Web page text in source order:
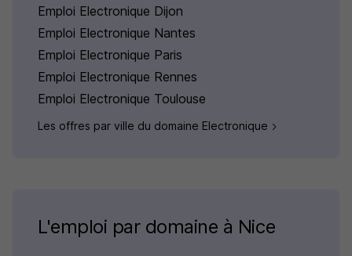
Emploi Electronique Dijon
Emploi Electronique Nantes
Emploi Electronique Paris
Emploi Electronique Rennes
Emploi Electronique Toulouse
Les offres par ville du domaine Electronique
L'emploi par domaine à Nice